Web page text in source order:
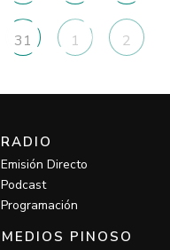
31 1 2
RADIO
Emisión Directo
Podcast
Programación
MEDIOS PINOSO